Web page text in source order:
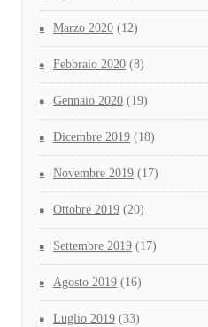
Marzo 2020 (12)
Febbraio 2020 (8)
Gennaio 2020 (19)
Dicembre 2019 (18)
Novembre 2019 (17)
Ottobre 2019 (20)
Settembre 2019 (17)
Agosto 2019 (16)
Luglio 2019 (33)